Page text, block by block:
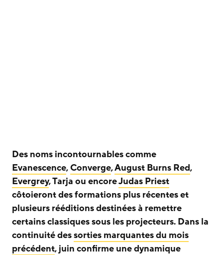
Des noms incontournables comme
Evanescence,Converge,August Burns Red,
Evergrey, Tarja ou encoreJudas Priest
côtoieront des formations plus récentes et
plusieurs rééditions destinées à remettre
certains classiques sous les projecteurs. Dans la
continuité dessorties marquantes du mois
précédent, juin confirme une dynamique